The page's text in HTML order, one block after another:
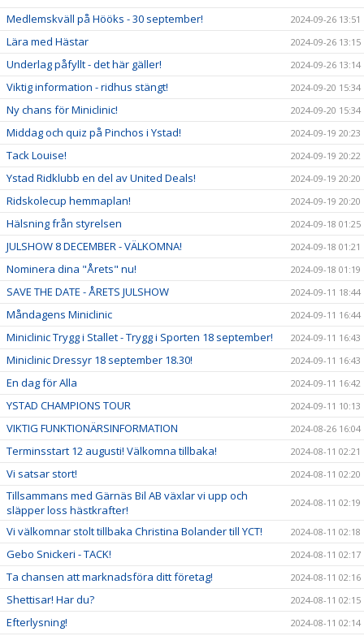
Medlemskväll på Hööks - 30 september! 2024-09-26 13:51
Lära med Hästar 2024-09-26 13:15
Underlag påfyllt - det här gäller! 2024-09-26 13:14
Viktig information - ridhus stängt! 2024-09-20 15:34
Ny chans för Miniclinic! 2024-09-20 15:34
Middag och quiz på Pinchos i Ystad! 2024-09-19 20:23
Tack Louise! 2024-09-19 20:22
Ystad Ridklubb en del av United Deals! 2024-09-19 20:20
Ridskolecup hemmaplan! 2024-09-19 20:20
Hälsning från styrelsen 2024-09-18 01:25
JULSHOW 8 DECEMBER - VÄLKOMNA! 2024-09-18 01:21
Nominera dina "Årets" nu! 2024-09-18 01:19
SAVE THE DATE - ÅRETS JULSHOW 2024-09-11 18:44
Måndagens Miniclinic 2024-09-11 16:44
Miniclinic Trygg i Stallet - Trygg i Sporten 18 september! 2024-09-11 16:43
Miniclinic Dressyr 18 september 18.30! 2024-09-11 16:43
En dag för Alla 2024-09-11 16:42
YSTAD CHAMPIONS TOUR 2024-09-11 10:13
VIKTIG FUNKTIONÄRSINFORMATION 2024-08-26 16:04
Terminsstart 12 augusti! Välkomna tillbaka! 2024-08-11 02:21
Vi satsar stort! 2024-08-11 02:20
Tillsammans med Gärnäs Bil AB växlar vi upp och
släpper loss hästkrafter!
2024-08-11 02:19
Vi välkomnar stolt tillbaka Christina Bolander till YCT! 2024-08-11 02:18
Gebo Snickeri - TACK! 2024-08-11 02:17
Ta chansen att marknadsföra ditt företag! 2024-08-11 02:16
Shettisar! Har du? 2024-08-11 02:15
Efterlysning! 2024-08-11 02:14